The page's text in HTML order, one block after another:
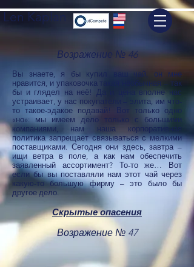
Len Kaplan
Возражение № 46
Вы знаете, я бы купил ваш чай, он мне
нравится, и упаковочка такая необычная – так
бы и глядел на неё! Да и цена вполне нас
устраивает, у нас покупатели – элита, им что-
то такое-эдакое подавай! Вот только одно
«но»: мы имеем дело только с большими
компаниями, нам наша корпоративная
политика запрещает связываться с мелкими
поставщиками. Сегодня они здесь, завтра –
ищи ветра в поле, а как нам обеспечить
заявленный ассортимент? То-то же… Вот
если бы вы поставляли нам этот чай через
какую-то большую фирму – это было бы
другое дело.
Скрытые опасения
Возражение № 47